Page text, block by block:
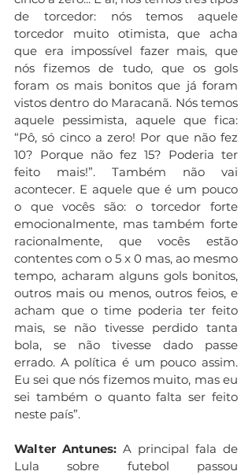
de torcedor: nós temos aquele
torcedor muito otimista, que acha
que era impossível fazer mais, que
nós fizemos de tudo, que os gols
foram os mais bonitos que já foram
vistos dentro do Maracanã. Nós temos
aquele pessimista, aquele que fica:
“Pô, só cinco a zero! Por que não fez
10? Porque não fez 15? Poderia ter
feito mais!”. Também não vai
acontecer. E aquele que é um pouco
o que vocês são: o torcedor forte
emocionalmente, mas também forte
racionalmente, que vocês estão
contentes com o 5 x 0 mas, ao mesmo
tempo, acharam alguns gols bonitos,
outros mais ou menos, outros feios, e
acham que o time poderia ter feito
mais, se não tivesse perdido tanta
bola, se não tivesse dado passe
errado. A política é um pouco assim.
Eu sei que nós fizemos muito, mas eu
sei também o quanto falta ser feito
neste país”.
Walter Antunes: A principal fala de
Lula sobre futebol passou